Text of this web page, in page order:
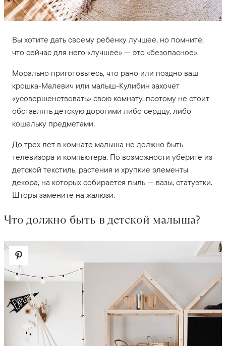
Вы хотите дать своему ребенку лучшее, но помните,
что сейчас для него «лучшее» — это «безопасное».
Морально приготовьтесь, что рано или поздно ваш
крошка-Малевич или малыш-Кулибин захочет
«усовершенствовать» свою комнату, поэтому не стоит
обставлять детскую дорогими либо сердцу, либо
кошельку предметами.
До трех лет в комнате малыша не должно быть
телевизора и компьютера. По возможности уберите из
детской текстиль, растения и хрупкие элементы
декора, на которых собирается пыль — вазы, статуэтки.
Шторы замените на жалюзи.
Что должно быть в детской малыша?